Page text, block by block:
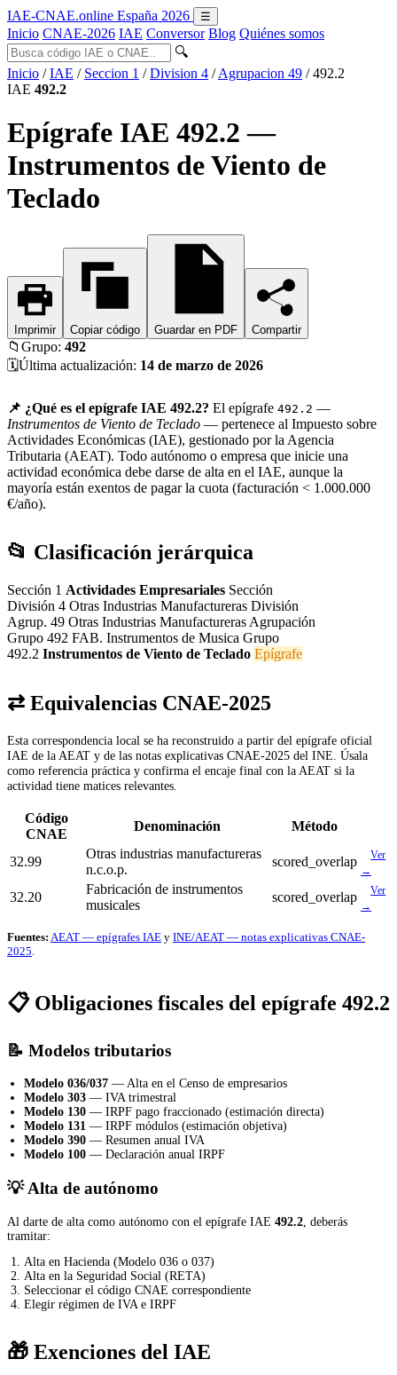
IAE-CNAE.online España 2026 ☰
Inicio CNAE-2026 IAE Conversor Blog Quiénes somos
🔍
Inicio / IAE / Seccion 1 / Division 4 / Agrupacion 49 / 492.2
IAE 492.2
Epígrafe IAE 492.2 —
Instrumentos de Viento de
Teclado
Imprimir Copiar código Guardar en PDF Compartir
📁 Grupo: 492
🗓️Última actualización: 14 de marzo de 2026
📌 ¿Qué es el epígrafe IAE 492.2? El epígrafe 492.2 —
Instrumentos de Viento de Teclado — pertenece al Impuesto sobre
Actividades Económicas (IAE), gestionado por la Agencia
Tributaria (AEAT). Todo autónomo o empresa que inicie una
actividad económica debe darse de alta en el IAE, aunque la
mayoría están exentos de pagar la cuota (facturación < 1.000.000
€/año).
📂 Clasificación jerárquica
Sección 1 Actividades Empresariales Sección
División 4 Otras Industrias Manufactureras División
Agrup. 49 Otras Industrias Manufactureras Agrupación
Grupo 492 FAB. Instrumentos de Musica Grupo
492.2 Instrumentos de Viento de Teclado Epígrafe
⇄ Equivalencias CNAE-2025
Esta correspondencia local se ha reconstruido a partir del epígrafe oficial
IAE de la AEAT y de las notas explicativas CNAE-2025 del INE. Úsala
como referencia práctica y confirma el encaje final con la AEAT si la
actividad tiene matices relevantes.
Código
CNAE
Denominación Método
32.99
Otras industrias manufactureras
n.c.o.p.
scored_overlap
Ver
→
32.20
Fabricación de instrumentos
musicales
scored_overlap
Ver
→
Fuentes: AEAT — epígrafes IAE y INE/AEAT — notas explicativas CNAE-
2025
📋 Obligaciones fiscales del epígrafe 492.2
📝 Modelos tributarios
Modelo 036/037 — Alta en el Censo de empresarios
Modelo 303 — IVA trimestral
Modelo 130 — IRPF pago fraccionado (estimación directa)
Modelo 131 — IRPF módulos (estimación objetiva)
Modelo 390 — Resumen anual IVA
Modelo 100 — Declaración anual IRPF
💡 Alta de autónomo
Al darte de alta como autónomo con el epígrafe IAE 492.2 , deberás
tramitar:
Alta en Hacienda (Modelo 036 o 037)
Alta en la Seguridad Social (RETA)
Seleccionar el código CNAE correspondiente
Elegir régimen de IVA e IRPF
🎁 Exenciones del IAE